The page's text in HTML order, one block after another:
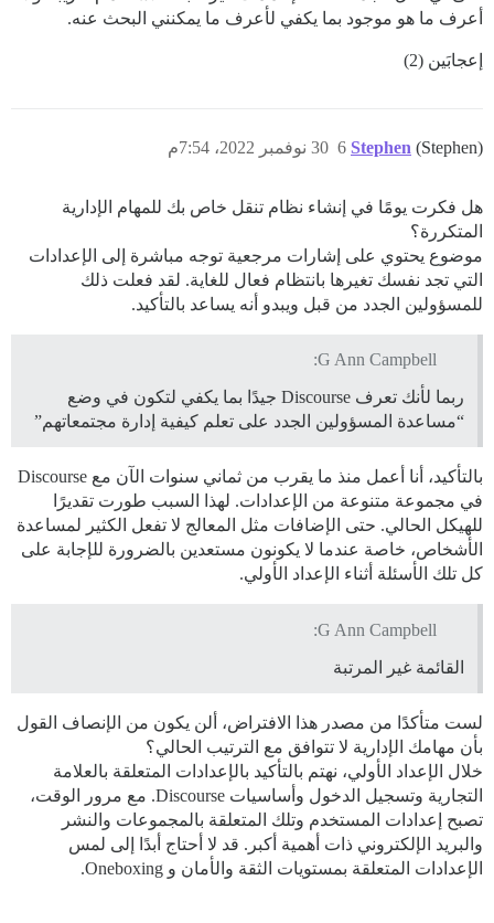
أعرف ما هو موجود بما يكفي لأعرف ما يمكنني البحث عنه.
إعجابَين (2)
Stephen (Stephen) 30 نوفمبر 2022، 7:54م 6
هل فكرت يومًا في إنشاء نظام تنقل خاص بك للمهام الإدارية
المتكررة؟
موضوع يحتوي على إشارات مرجعية توجه مباشرة إلى الإعدادات
التي تجد نفسك تغيرها بانتظام فعال للغاية. لقد فعلت ذلك
للمسؤولين الجدد من قبل ويبدو أنه يساعد بالتأكيد.
G Ann Campbell:
ربما لأنك تعرف Discourse جيدًا بما يكفي لتكون في وضع
“مساعدة المسؤولين الجدد على تعلم كيفية إدارة مجتمعاتهم”
بالتأكيد، أنا أعمل منذ ما يقرب من ثماني سنوات الآن مع Discourse
في مجموعة متنوعة من الإعدادات. لهذا السبب طورت تقديرًا
للهيكل الحالي. حتى الإضافات مثل المعالج لا تفعل الكثير لمساعدة
الأشخاص، خاصة عندما لا يكونون مستعدين بالضرورة للإجابة على
كل تلك الأسئلة أثناء الإعداد الأولي.
G Ann Campbell:
القائمة غير المرتبة
لست متأكدًا من مصدر هذا الافتراض، ألن يكون من الإنصاف القول
بأن مهامك الإدارية لا تتوافق مع الترتيب الحالي؟
خلال الإعداد الأولي، نهتم بالتأكيد بالإعدادات المتعلقة بالعلامة
التجارية وتسجيل الدخول وأساسيات Discourse. مع مرور الوقت،
تصبح إعدادات المستخدم وتلك المتعلقة بالمجموعات والنشر
والبريد الإلكتروني ذات أهمية أكبر. قد لا أحتاج أبدًا إلى لمس
الإعدادات المتعلقة بمستويات الثقة والأمان و Oneboxing.